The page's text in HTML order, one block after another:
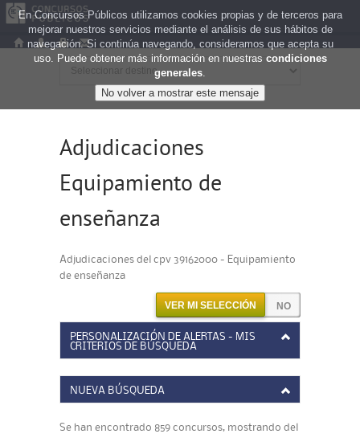
Adjudicaciones
Equipamiento de
enseñanza
Adjudicaciones del cpv 39162000 - Equipamiento
de enseñanza
VER MI SELECCIÓN
PERSONALIZACIÓN DE ALERTAS - MIS
CRITERIOS DE BÚSQUEDA
NUEVA BÚSQUEDA
Se han encontrado 859 concursos, mostrando del
En Concursos Públicos utilizamos cookies propias y de terceros para
mejorar nuestros servicios mediante el análisis de sus hábitos de
navegación. Si continúa navegando, consideramos que acepta su
uso. Puede obtener más información en nuestras condiciones
generales.